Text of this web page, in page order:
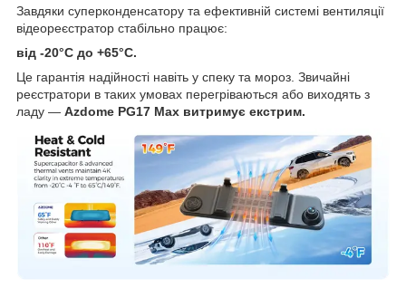
Завдяки суперконденсатору та ефективній системі вентиляції
відеореєстратор стабільно працює:
від -20°C до +65°C.
Це гарантія надійності навіть у спеку та мороз. Звичайні
реєстратори в таких умовах перегріваються або виходять з
ладу — Azdome PG17 Max витримує екстрим.